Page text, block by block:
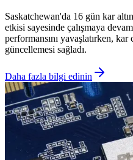
Saskatchewan'da 16 gün kar
etkisi sayesinde çalışmaya
performansını yavaşlatırken,
güncellemesi sağladı.
Daha fazla bilgi edinin